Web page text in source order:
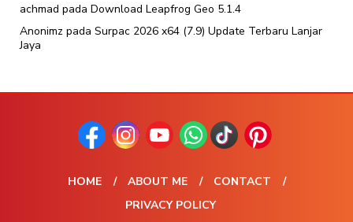
achmad pada Download Leapfrog Geo 5.1.4
Anonimz pada Surpac 2026 x64 (7.9) Update Terbaru Lanjar
Jaya
HOME ABOUT ME
CONTACT
PRIVACY POLICY